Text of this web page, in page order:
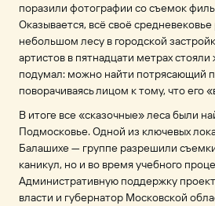
поразили фотографии со съемок
Оказывается, всё своё
небольшом лесу в городской
артистов в пятнадцати метрах
подумал: можно найти потрясающий
поворачиваясь лицом к тому, что его
В итоге все «сказочные» леса были
Подмосковье. Одной из ключевых
Балашихе — группе разрешили
каникул, но и во время учебного
Административную поддержку
власти и губернатор Московской